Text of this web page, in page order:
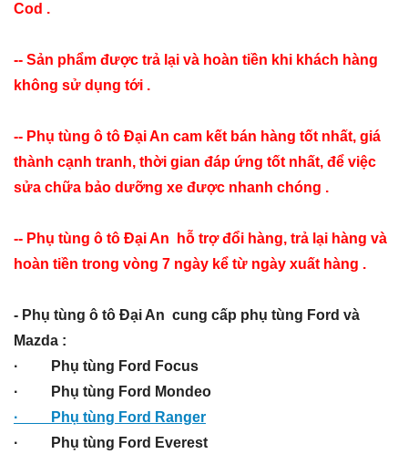
Cod .
-- Sản phẩm được trả lại và hoàn tiền khi khách hàng
không sử dụng tới .
-- Phụ tùng ô tô Đại An cam kết bán hàng tốt nhất, giá
thành cạnh tranh, thời gian đáp ứng tốt nhất, để việc
sửa chữa bảo dưỡng xe được nhanh chóng .
-- Phụ tùng ô tô Đại An hỗ trợ đổi hàng, trả lại hàng và
hoàn tiền trong vòng 7 ngày kể từ ngày xuất hàng .
- Phụ tùng ô tô Đại An cung cấp phụ tùng Ford và
Mazda :
· Phụ tùng Ford Focus
· Phụ tùng Ford Mondeo
· Phụ tùng Ford Ranger
· Phụ tùng Ford Everest